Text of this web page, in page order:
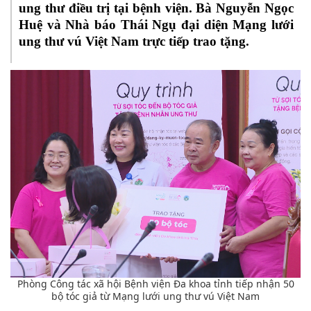
ung thư điều trị tại bệnh viện. BàNguyễn Ngọc
Huệ vàNhà báo Thái Ngụđại diện Mạng lưới
ung thư vú Việt Nam trực tiếp trao tặng.
Phòng Công tác xã hội Bệnh viện Đa khoa tỉnh tiếp nhận 50
bộ tóc giả từ Mạng lưới ung thư vú Việt Nam